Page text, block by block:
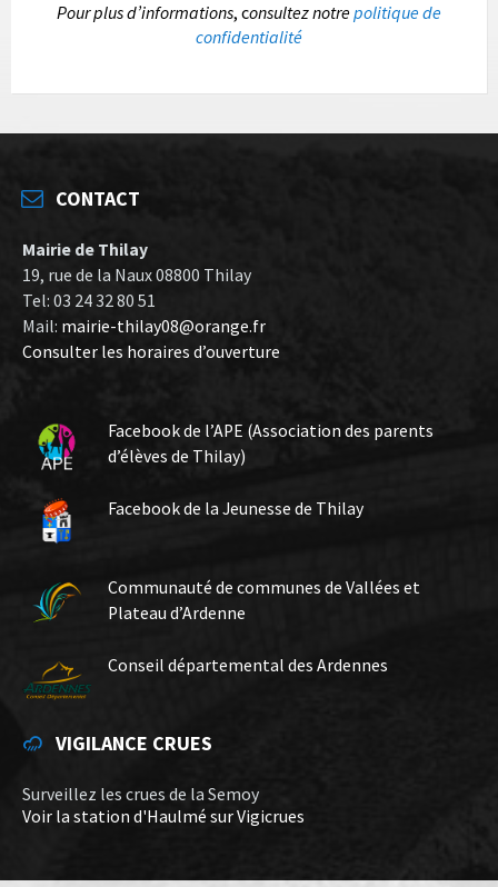
Pour plus d’informations, consultez notrepolitique de
confidentialité
CONTACT
Mairie de Thilay
19, rue de la Naux 08800 Thilay
Tel: 03 24 32 80 51
Mail: mairie-thilay08@orange.fr
Consulter les horaires d’ouverture
Facebook de l’APE (Association des parents
d’élèves de Thilay)
Facebook de la Jeunesse de Thilay
Communauté de communes de Vallées et
Plateau d’Ardenne
Conseil départemental des Ardennes
VIGILANCE CRUES
Surveillez les crues de la Semoy
Voir la station d'Haulmé sur Vigicrues